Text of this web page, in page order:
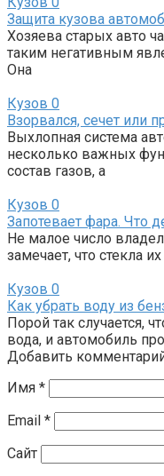
Защита кузова
Хозяева старых авто
таким негативным
Она
Кузов 0
Взорвался, сечет или
Выхлопная система
несколько важных
состав газов, а
Кузов 0
Запотевает фара. Что
Не малое число
замечает, что стекла
Кузов 0
Как убрать воду из
Порой так случается,
вода, и автомобиль
Добавить
Имя *
Email *
Сайт